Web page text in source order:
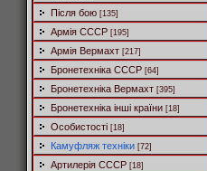
Після бою [135]
Армія СССР [195]
Армія Вермахт [217]
Бронетехніка СССР [64]
Бронетехніка Вермахт [395]
Бронетехніка інші країни [18]
Особистості [18]
Камуфляж техніки [72]
Артилерія СССР [18]